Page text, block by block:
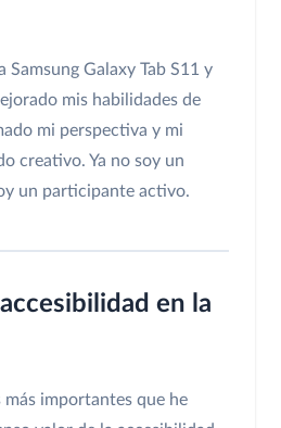
Samsung Galaxy Tab S11 y
mis habilidades de
mi perspectiva y mi
creativo. Ya no soy un
un participante activo.
en la
más importantes que he